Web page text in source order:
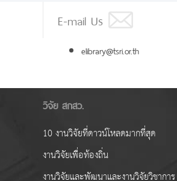
E-mail Us
elibrary@tsri.or.th
วิจัย สกสว.
10 งานวิจัยที่ดาวน์โหลดมากที่สุด
งานวิจัยเพื่อท้องถิ่น
งานวิจัยและพัฒนาและงานวิจัยวิชาการ